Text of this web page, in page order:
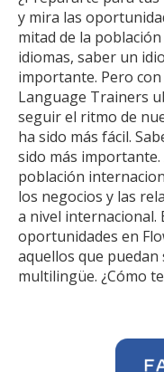
y mira las
mitad de la
idiomas, saber un
importante. Pero
Language Trainers
seguir el ritmo de
ha sido más fácil.
sido más
población
los negocios y las
a nivel internacional.
oportunidades en
aquellos que
multilingüe. ¿Cómo